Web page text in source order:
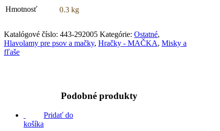
Hmotnosť
0.3 kg
Katalógové číslo: 443-292005 Kategórie: Ostatné,
Hlavolamy pre psov a mačky, Hračky - MAČKA, Misky a
fľaše
Podobné produkty
Pridať do
košíka